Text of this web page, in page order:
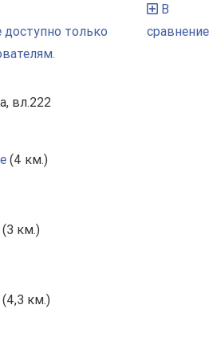
только
В
сравнение
вл.222
(4 км.)
(3 км.)
(4,3 км.)